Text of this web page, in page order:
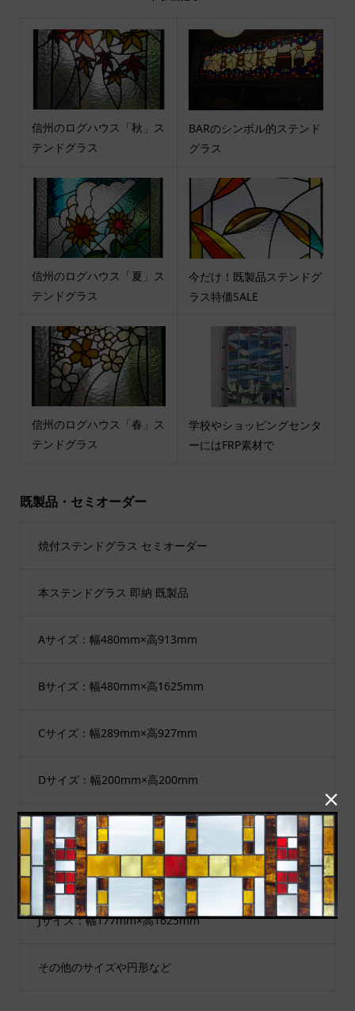
信州のログハウス「秋」ス
テンドグラス
BARのシンボル的ステンド
グラス
信州のログハウス「夏」ス
テンドグラス
今だけ！既製品ステンドグ
ラス特価SALE
信州のログハウス「春」ス
テンドグラス
学校やショッピングセンタ
ーにはFRP素材で
既製品・セミオーダー
焼付ステンドグラス セミオーダー
本ステンドグラス 即納 既製品
Aサイズ：幅480mm×高913mm
Bサイズ：幅480mm×高1625mm
Cサイズ：幅289mm×高927mm
Dサイズ：幅200mm×高200mm
Eサイズ：幅300mm×高300mm
Gサイズ：幅177mm×高913mm
Jサイズ：幅177mm×高1625mm
その他のサイズや円形など
